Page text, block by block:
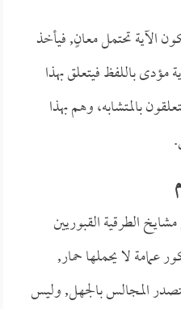
الآية تحتمل معانٍ, فيأخذ
مؤدى باللفظ فيتعلق بهذا
بالمتشابه، وهم بهذا
الطرقية القبوريين
عمامة لا يحملها حمار,
المجالس بالجهل, وليس